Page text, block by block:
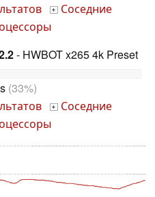
+ Соседние
- HWBOT x265 4k Preset
(33%)
+ Соседние